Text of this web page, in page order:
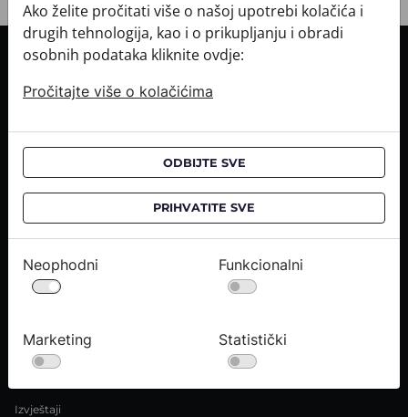
INFORMACIJE O KUPNJI
Informacije o dostavi
CROATA saloni
O NAMA
Kontaktirajte nas
Karijere
Uvjeti kupnje
Izvještaji
Ako želite pročitati više o našoj upotrebi kolačića i
drugih tehnologija, kao i o prikupljanju i obradi
osobnih podataka kliknite ovdje:
Pročitajte više o kolačićima
ODBIJTE SVE
PRIHVATITE SVE
Neophodni Funkcionalni
Marketing Statistički